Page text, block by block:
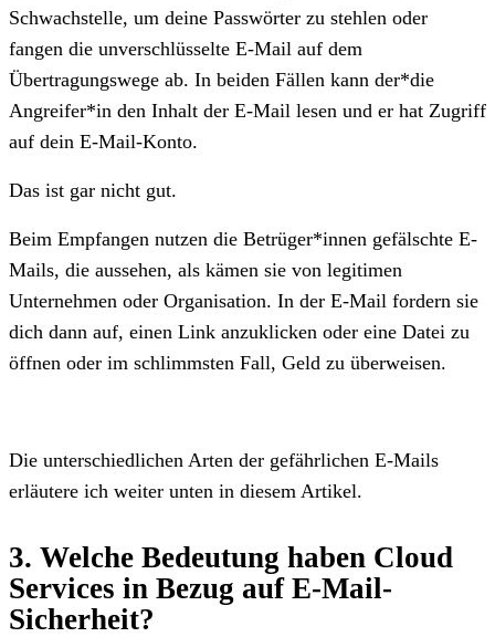
Schwachstelle, um deine Passwörter zu stehlen oder
fangen die unverschlüsselte E-Mail auf dem
Übertragungswege ab. In beiden Fällen kann der*die
Angreifer*in den Inhalt der E-Mail lesen und er hat Zugriff
auf dein E-Mail-Konto.
Das ist gar nicht gut.
Beim Empfangen nutzen die Betrüger*innen gefälschte E-
Mails, die aussehen, als kämen sie von legitimen
Unternehmen oder Organisation. In der E-Mail fordern sie
dich dann auf, einen Link anzuklicken oder eine Datei zu
öffnen oder im schlimmsten Fall, Geld zu überweisen.
Die unterschiedlichen Arten der gefährlichen E-Mails
erläutere ich weiter unten in diesem Artikel.
3. Welche Bedeutung haben Cloud
Services in Bezug auf E-Mail-
Sicherheit?